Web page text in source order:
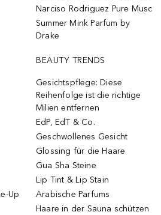
Narciso Rodriguez Pure Musc
Summer Mink Parfum by
Drake
Up
BEAUTY TRENDS
Gesichtspflege: Diese
Reihenfolge ist die richtige
Milien entfernen
EdP, EdT & Co.
Geschwollenes Gesicht
Glossing für die Haare
Gua Sha Steine
Lip Tint & Lip Stain
Arabische Parfums
Haare in der Sauna schützen